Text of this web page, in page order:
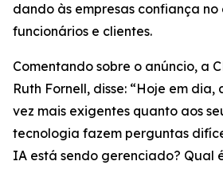
dando às empresas confiança
funcionários e clientes.
Comentando sobre o anúncio, a
Ruth Fornell, disse: “Hoje em dia,
vez mais exigentes quanto aos
tecnologia fazem perguntas
IA está sendo gerenciado? Qual